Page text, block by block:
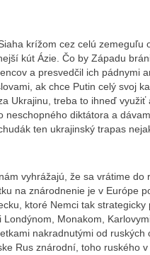
krížom cez celú zemeguľu
kút Ázie. Čo by Západu
a presvedčil ich pádnymi
ak chce Putin celý svoj
Ukrajinu, treba to ihneď
neschopného diktátora a
ten ukrajinský trapas
vyhrážajú, že sa vrátime
na znárodnenie je v Európe
ktoré Nemci tak
Londýnom, Monakom,
nakradnutými od
Rus znárodní, toho ruského